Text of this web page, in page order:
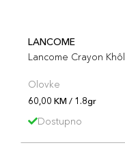
LANCOME
Lancome Crayon Khôl
Olovke
60,00 KM / 1.8gr
Dostupno